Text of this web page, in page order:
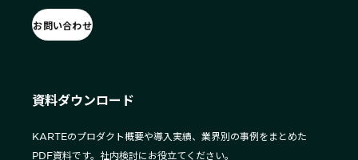
お問い合わせ
資料ダウンロード
KARTEのプロダクト概要や導入実績、業界別の事例をまとめた
PDF資料です。社内検討にお役立てください。